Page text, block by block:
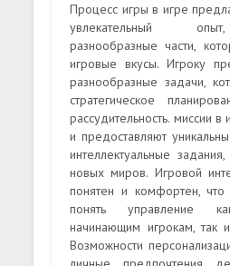
Процесс игры в игре
увлекательный
разнообразные части,
игровые вкусы. Игроку
разнообразные задачи,
стратегическое
рассудительность. миссии
и предоставляют
интеллектуальные
новых миров. Игровой
понятен и комфортен, что
понять управление
начинающим игрокам, так
Возможности